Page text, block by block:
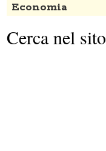
Economia
Cerca nel sito